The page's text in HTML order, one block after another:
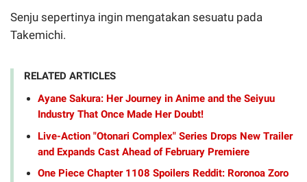
Senju sepertinya ingin mengatakan sesuatu pada
Takemichi.
RELATED ARTICLES
Ayane Sakura: Her Journey in Anime and the Seiyuu
Industry That Once Made Her Doubt!
Live-Action "Otonari Complex" Series Drops New Trailer
and Expands Cast Ahead of February Premiere
One Piece Chapter 1108 Spoilers Reddit: Roronoa Zoro